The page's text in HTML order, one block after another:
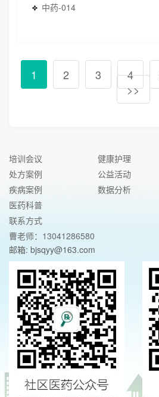
中药-014
1 2 3 4
>>
培训会议
处方案例
疾病案例
医药科普
健康护理
公益活动
数据分析
联系方式
曹老师：13041286580
邮箱: bjsqyy@163.com